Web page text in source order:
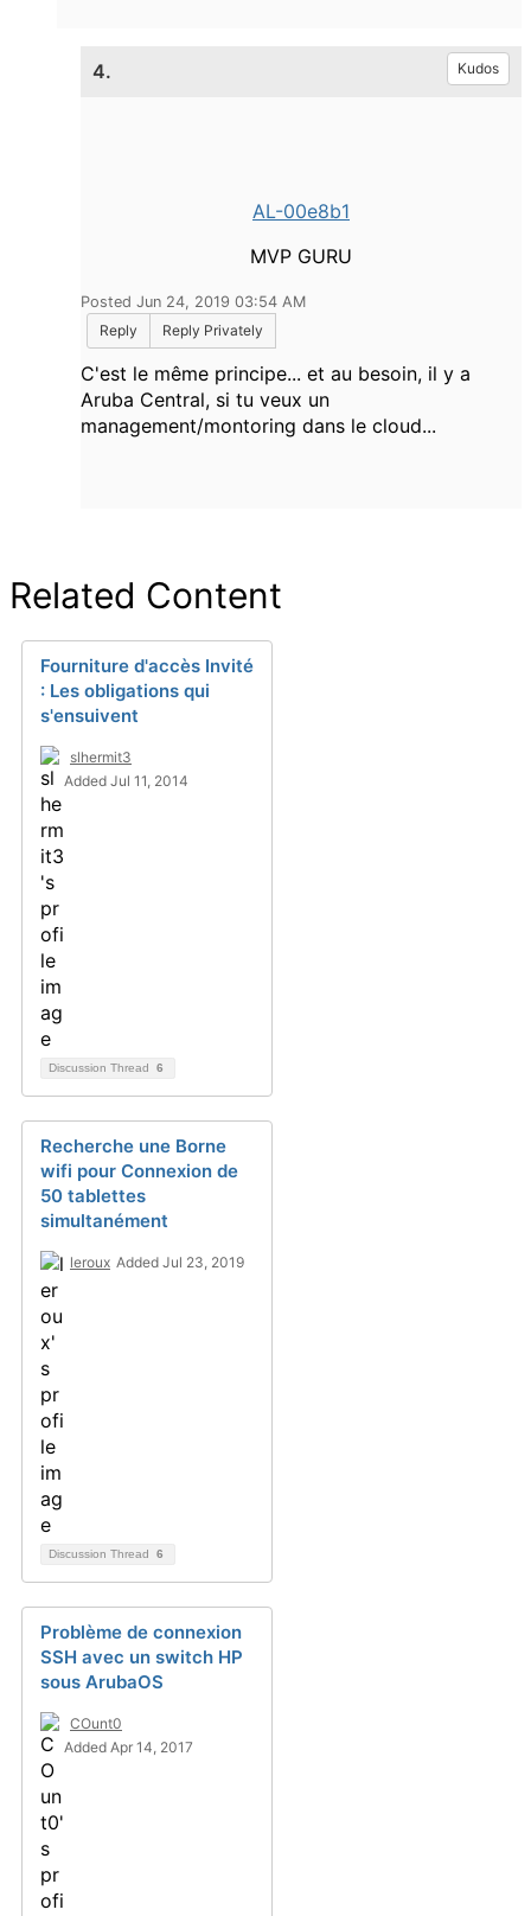
4. Kudos
AL-00e8b1
MVP GURU
Posted Jun 24, 2019 03:54 AM
Reply
Reply Privately
C'est le même principe... et au besoin, il y a
Aruba Central, si tu veux un
management/montoring dans le cloud...
Related Content
Fourniture d'accès Invité
: Les obligations qui
s'ensuivent
slhermit3
Added Jul 11, 2014
Discussion Thread 6
Recherche une Borne
wifi pour Connexion de
50 tablettes
simultanément
leroux Added Jul 23, 2019
Discussion Thread 6
Problème de connexion
SSH avec un switch HP
sous ArubaOS
COunt0
Added Apr 14, 2017